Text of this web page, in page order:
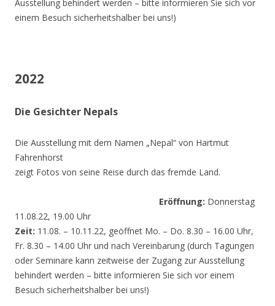
Ausstellung behindert werden – bitte informieren Sie sich vor
einem Besuch sicherheitshalber bei uns!)
2022
Die Gesichter Nepals
Die Ausstellung mit dem Namen „Nepal“ von Hartmut
Fahrenhorst
zeigt Fotos von seine Reise durch das fremde Land.
Eröffnung: Donnerstag
11.08.22, 19.00 Uhr
Zeit: 11.08. – 10.11.22, geöffnet Mo. – Do. 8.30 – 16.00 Uhr,
Fr. 8.30 – 14.00 Uhr und nach Vereinbarung (durch Tagungen
oder Seminare kann zeitweise der Zugang zur Ausstellung
behindert werden – bitte informieren Sie sich vor einem
Besuch sicherheitshalber bei uns!)